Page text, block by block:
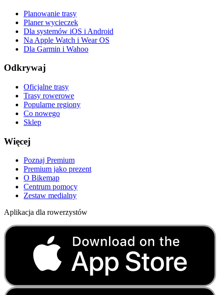
Planowanie trasy
Planer wycieczek
Dla systemów iOS i Android
Na Apple Watch i Wear OS
Dla Garmin i Wahoo
Odkrywaj
Oficjalne trasy
Trasy rowerowe
Popularne regiony
Co nowego
Sklep
Więcej
Poznaj Premium
Premium jako prezent
O Bikemap
Centrum pomocy
Zestaw medialny
Aplikacja dla rowerzystów